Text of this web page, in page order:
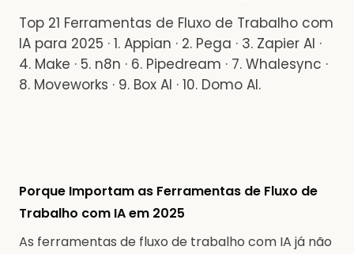
Top 21 Ferramentas de Fluxo de Trabalho com
IA para 2025 · 1. Appian · 2. Pega · 3. Zapier AI ·
4. Make · 5. n8n · 6. Pipedream · 7. Whalesync ·
8. Moveworks · 9. Box AI · 10. Domo AI.
Porque Importam as Ferramentas de Fluxo de
Trabalho com IA em 2025
As ferramentas de fluxo de trabalho com IA já não